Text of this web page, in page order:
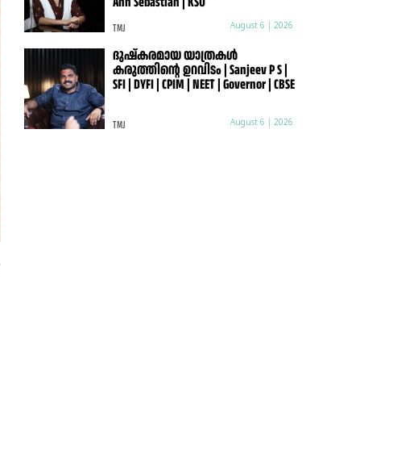
TMJ August 6 | 2026
ദുഷ്കരമായ യാത്രകൾ
കരുത്തിന്റെ ഉറവിടം | Sanjeev P S |
SFI | DYFI | CPIM | NEET | Governor | CBSE
TMJ August 6 | 2026